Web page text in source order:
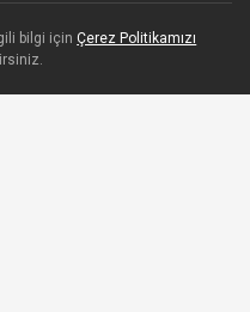
bilgi içinÇerez Politikamızı